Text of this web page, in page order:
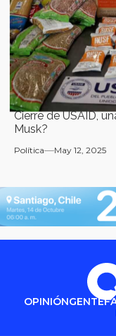
Cierre de USAID,
Musk?
Política May 12, 2025
OPINIÓNGENTE